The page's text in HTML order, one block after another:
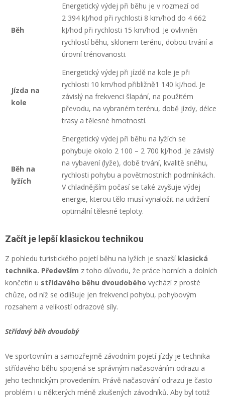
Běh
Energetický výdej při běhu je v rozmezí od
2 394 kJ/hod při rychlosti 8 km/hod do 4 662
kJ/hod při rychlosti 15 km/hod. Je ovlivněn
rychlostí běhu, sklonem terénu, dobou trvání a
úrovní trénovanosti.
Jízda na
kole
Energetický výdej při jízdě na kole je při
rychlosti 10 km/hod přibližně1 140 kJ/hod. Je
závislý na frekvenci šlapání, na použitém
převodu, na vybraném terénu, době jízdy, délce
trasy a tělesné hmotnosti.
Běh na
lyžích
Energetický výdej při běhu na lyžích se
pohybuje okolo 2 100 – 2 700 kJ/hod. Je závislý
na vybavení (lyže), době trvání, kvalitě sněhu,
rychlosti pohybu a povětrnostních podmínkách.
V chladnějším počasí se také zvyšuje výdej
energie, kterou tělo musí vynaložit na udržení
optimální tělesné teploty.
Začít je lepší klasickou technikou
Z pohledu turistického pojetí běhu na lyžích je snazší klasická
technika. Především z toho důvodu, že práce horních a dolních
končetin u střídavého běhu dvoudobého vychází z prosté
chůze, od níž se odlišuje jen frekvencí pohybu, pohybovým
rozsahem a velikostí odrazové síly.
Střídavý běh dvoudobý
Ve sportovním a samozřejmě závodním pojetí jízdy je technika
střídavého běhu spojená se správným načasováním odrazu a
jeho technickým provedením. Právě načasování odrazu je často
problém i u některých méně zkušených závodníků. Aby byl totiž